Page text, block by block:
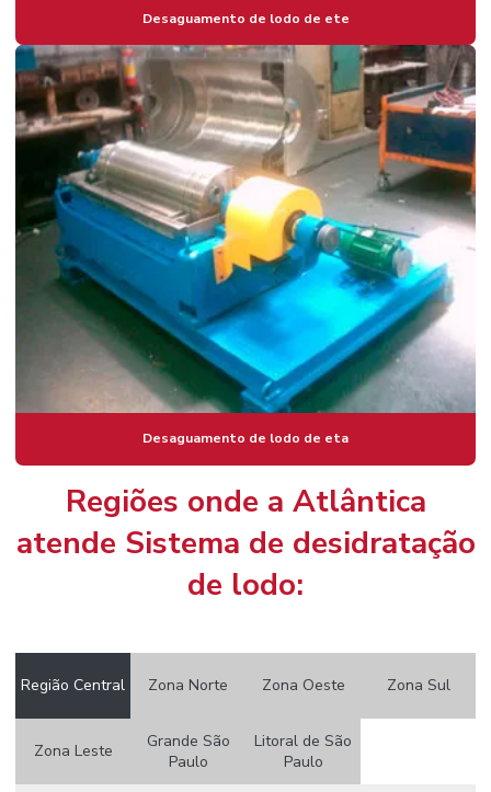
Desaguamento de lodo de ete
Desaguamento de lodo de eta
Regiões onde a Atlântica
atende Sistema de desidratação
de lodo:
Região Central Zona Norte Zona Oeste Zona Sul
Zona Leste
Grande São
Paulo
Litoral de São
Paulo